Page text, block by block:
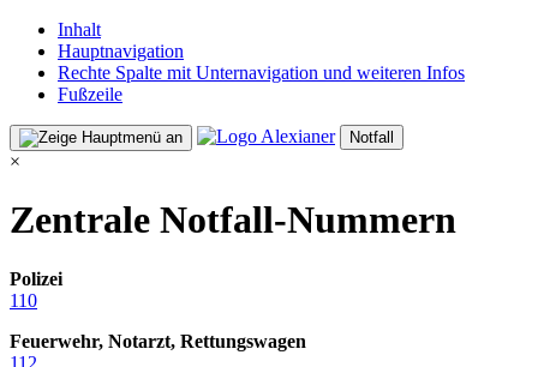
Inhalt
Hauptnavigation
Rechte Spalte mit Unternavigation und weiteren Infos
Fußzeile
Notfall
×
Zentrale Notfall-Nummern
Polizei
110
Feuerwehr, Notarzt, Rettungswagen
112